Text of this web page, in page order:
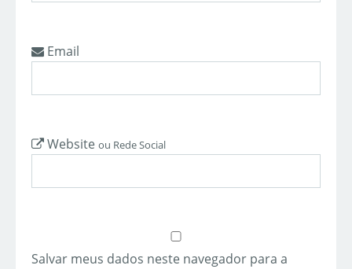
Email
Website ou Rede Social
Salvar meus dados neste navegador para a